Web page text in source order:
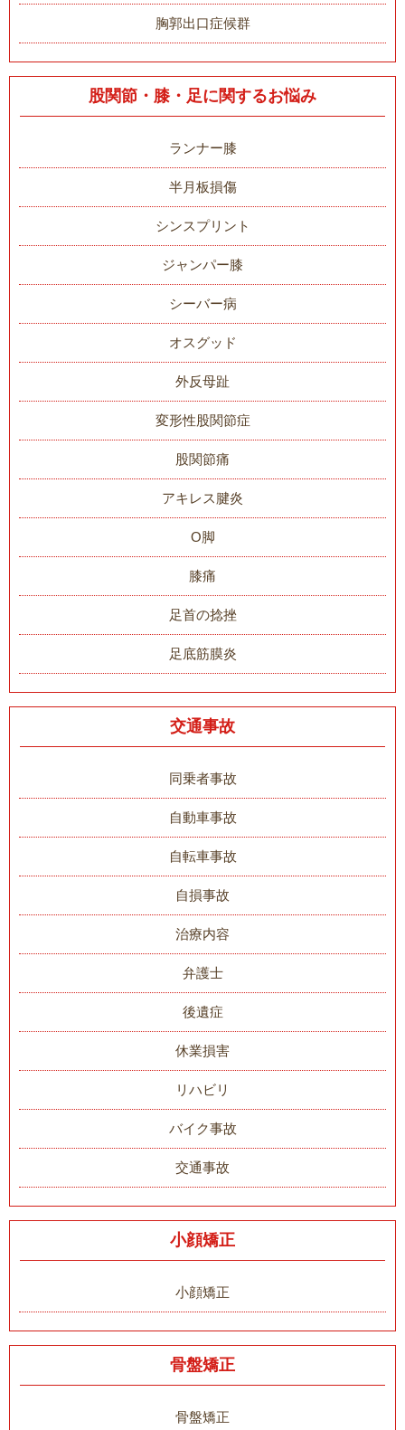
胸郭出口症候群
股関節・膝・足に関するお悩み
ランナー膝
半月板損傷
シンスプリント
ジャンパー膝
シーバー病
オスグッド
外反母趾
変形性股関節症
股関節痛
アキレス腱炎
O脚
膝痛
足首の捻挫
足底筋膜炎
交通事故
同乗者事故
自動車事故
自転車事故
自損事故
治療内容
弁護士
後遺症
休業損害
リハビリ
バイク事故
交通事故
小顔矯正
小顔矯正
骨盤矯正
骨盤矯正